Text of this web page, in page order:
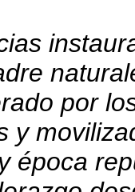
por
y
época